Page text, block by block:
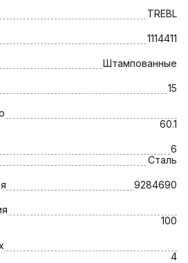
TREBL
1114411
Штампованные
15
60.1
6
Сталь
9284690
100
4